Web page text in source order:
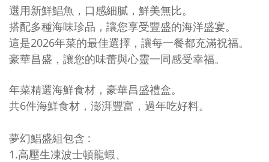
選用新鮮鯧魚，口感細膩，鮮美無比。
搭配多種海味珍品，讓您享受豐盛的海洋盛宴。
這是2026年菜的最佳選擇，讓每一餐都充滿祝福。
豪華昌盛，讓您的味蕾與心靈一同感受幸福。
年菜精選海鮮食材，豪華昌盛禮盒。
共6件海鮮食材，澎湃豐富，過年吃好料。
夢幻鯧盛組包含 :
1.高壓生凍波士頓龍蝦、